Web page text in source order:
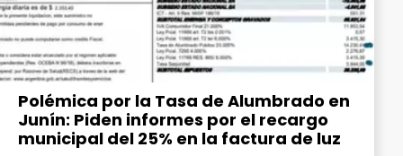
Polémica por la Tasa de Alumbrado en
Junín: Piden informes por el recargo
municipal del 25% en la factura de luz